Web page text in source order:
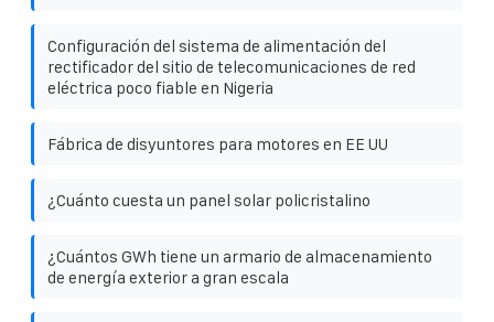
Configuración del sistema de alimentación del
rectificador del sitio de telecomunicaciones de red
eléctrica poco fiable en Nigeria
Fábrica de disyuntores para motores en EE UU
¿Cuánto cuesta un panel solar policristalino
¿Cuántos GWh tiene un armario de almacenamiento
de energía exterior a gran escala